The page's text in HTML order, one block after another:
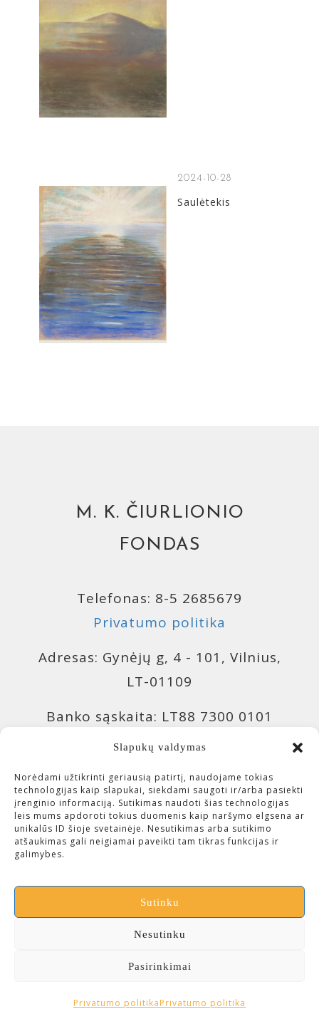
Slapukų valdymas
Norėdami užtikrinti geriausią patirtį, naudojame tokias
technologijas kaip slapukai, siekdami saugoti ir/arba pasiekti
įrenginio informaciją. Sutikimas naudoti šias technologijas
leis mums apdoroti tokius duomenis kaip naršymo elgsena ar
unikalūs ID šioje svetainėje. Nesutikimas arba sutikimo
atšaukimas gali neigiamai paveikti tam tikras funkcijas ir
galimybes.
Sutinku
Nesutinku
Pasirinkimai
Privatumo politikaPrivatumo politika
2024-10-28
Saulėtekis
M. K. ČIURLIONIO
FONDAS
Telefonas: 8-5 2685679
Privatumo politika
Adresas: Gynėjų g, 4 - 101, Vilnius,
LT-01109
Banko sąskaita: LT88 7300 0101
9943 0957, Swedbank 73000
Banko sąskaita: LT04 4010 0510
0420 7214, Luminor 40100
Įmonės kodas: 300643113 (VšĮ